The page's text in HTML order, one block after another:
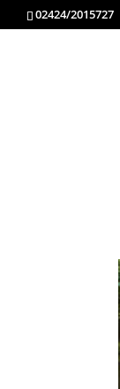
02424/2015727